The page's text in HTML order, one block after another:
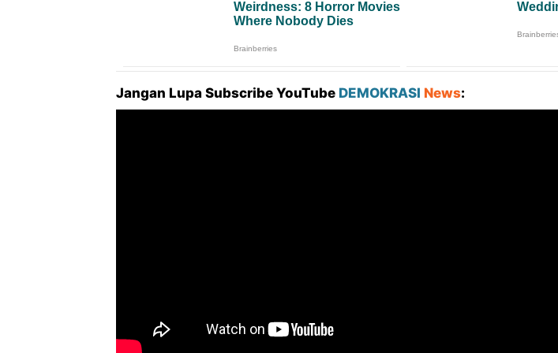
Jangan Lupa Subscribe YouTube DEMOKRASI News: